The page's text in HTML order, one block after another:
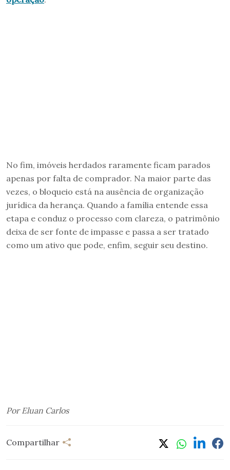
No fim, imóveis herdados raramente ficam parados
apenas por falta de comprador. Na maior parte das
vezes, o bloqueio está na ausência de organização
jurídica da herança. Quando a família entende essa
etapa e conduz o processo com clareza, o patrimônio
deixa de ser fonte de impasse e passa a ser tratado
como um ativo que pode, enfim, seguir seu destino.
Por Eluan Carlos
Compartilhar